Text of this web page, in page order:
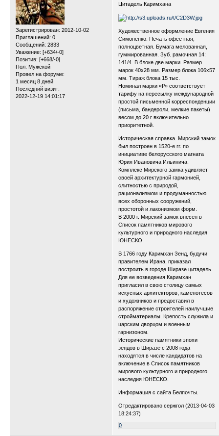
Зарегистрирован: 2012-10-02
Приглашений: 0
Сообщений: 2833
Уважение: [+634/-0]
Позитив: [+668/-0]
Пол: Мужской
Провел на форуме:
1 месяц 8 дней
Последний визит:
2022-12-19 14:01:17
Цитадель Каримхана
Художественное оформление Евгения
Симоненко. Печать офсетная,
полноцветная. Бумага мелованная,
гуммированная. Зуб. рамочная 14:
141/4. В блоке две марки. Размер
марок 40х28 мм. Размер блока 106х57
мм. Тираж блока 15 тыс.
Номинал марки «Р» соответствует
тарифу на пересылку международной
простой письменной корреспонденции
(письма, бандероли, мелкие пакеты)
весом до 20 г включительно
приоритетной.
Историческая справка. Мирский замок
был построен в 1520-е гг. по
инициативе белорусского магната
Юрия Ивановича Ильинича.
Комплекс Мирского замка удивляет
своей архитектурной гармонией,
слитностью с природой,
рационализмом и продуманностью
всех оборонных сооружений,
простотой и лаконизмом форм.
В 2000 г. Мирский замок внесен в
Список памятников мирового
культурного и природного наследия
ЮНЕСКО.
В 1766 году Каримхан Зенд, будучи
правителем Ирана, приказал
построить в городе Ширазе цитадель.
Для ее возведения Каримхан
пригласил в свою столицу самых
искусных архитекторов, каменотесов
и художников и предоставил в
распоряжение строителей наилучшие
стройматериалы. Крепость служила и
царским дворцом и военным
гарнизоном.
Исторические памятники эпохи
зендов в Ширазе с 2008 года
находятся в числе кандидатов на
включение в Список памятников
мирового культурного и природного
наследия ЮНЕСКО.
Информация с сайта Белпочты.
Отредактировано сержгол (2013-04-03
18:24:37)
0